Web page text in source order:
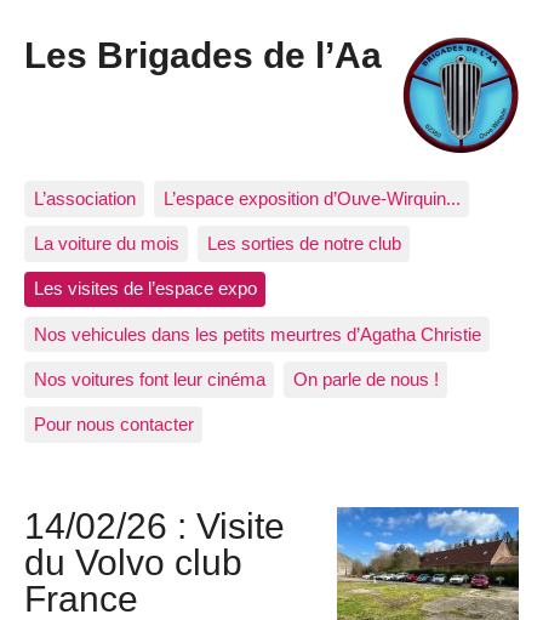
Les Brigades de l’Aa
L’association L’espace exposition d’Ouve-Wirquin...
La voiture du mois Les sorties de notre club
Les visites de l’espace expo
Nos vehicules dans les petits meurtres d’Agatha Christie
Nos voitures font leur cinéma On parle de nous !
Pour nous contacter
14/02/26 : Visite
du Volvo club
France